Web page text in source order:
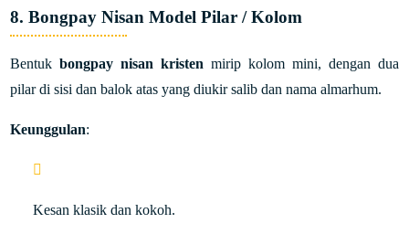
8. Bongpay Nisan Model Pilar / Kolom
Bentukbongpay nisan kristen mirip kolom mini, dengan dua
pilar di sisi dan balok atas yang diukir salib dan nama almarhum.
Keunggulan:
Kesan klasik dan kokoh.